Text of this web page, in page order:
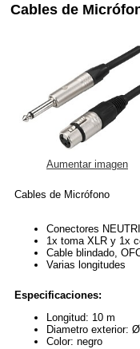
Cables de
Aumentar imagen
Cables de Micrófono
Conectores
1x toma XLR y 1x
Cable blindado,
Varias longitudes
Especificaciones:
Longitud: 10 m
Diametro exterior:
Color: negro